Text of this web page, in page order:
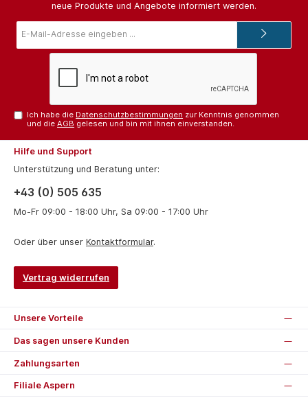
neue Produkte und Angebote informiert werden.
Mail-
Ich habe die Datenschutzbestimmungen zur Kenntnis genommen
und dieAGB gelesen und bin mit ihnen einverstanden.
Hilfe und Support
Unterstützung und Beratung unter:
+43 (0) 505 635
Mo-Fr 09:00 - 18:00 Uhr, Sa 09:00 - 17:00 Uhr
Oder über unser Kontaktformular.
Vertrag widerrufen
Unsere Vorteile
Das sagen unsere Kunden
Zahlungsarten
Filiale Aspern